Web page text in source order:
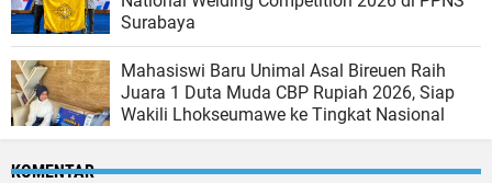
Surabaya
Mahasiswi Baru Unimal Asal Bireuen Raih
Juara 1 Duta Muda CBP Rupiah 2026, Siap
Wakili Lhokseumawe ke Tingkat Nasional
KOMENTAR